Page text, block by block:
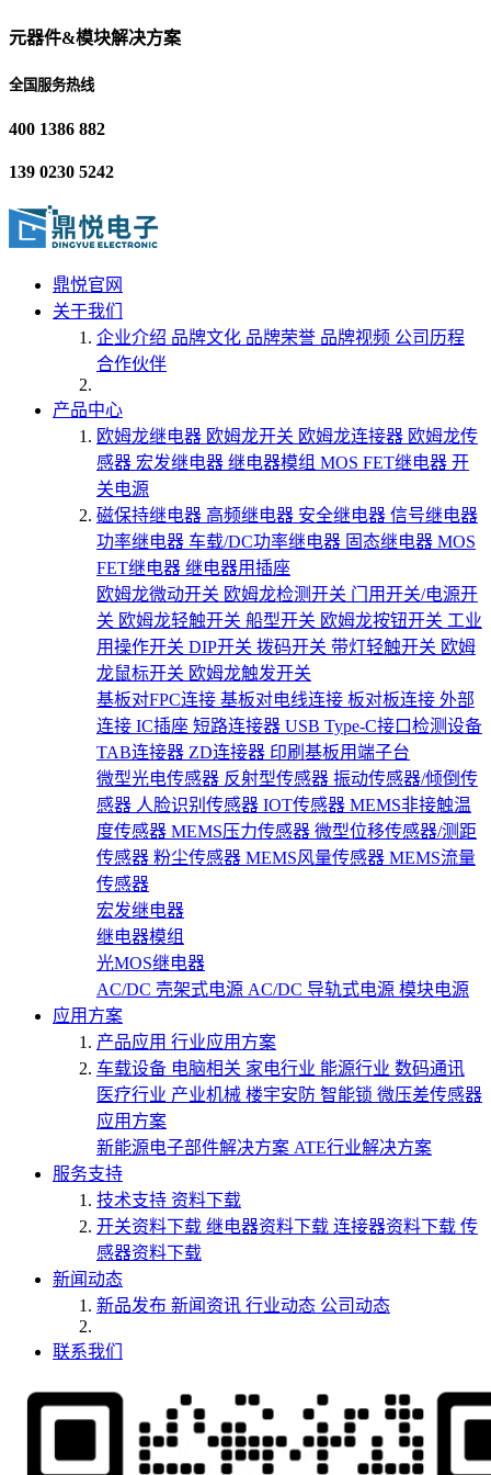
元器件&模块解决方案
全国服务热线
400 1386 882
139 0230 5242
鼎悦官网
关于我们
企业介绍 品牌文化 品牌荣誉 品牌视频 公司历程
合作伙伴
产品中心
欧姆龙继电器 欧姆龙开关 欧姆龙连接器 欧姆龙传
感器 宏发继电器 继电器模组 MOS FET继电器 开
关电源
磁保持继电器 高频继电器 安全继电器 信号继电器
功率继电器 车载/DC功率继电器 固态继电器 MOS
FET继电器 继电器用插座
欧姆龙微动开关 欧姆龙检测开关 门用开关/电源开
关 欧姆龙轻触开关 船型开关 欧姆龙按钮开关 工业
用操作开关 DIP开关 拨码开关 带灯轻触开关 欧姆
龙鼠标开关 欧姆龙触发开关
基板对FPC连接 基板对电线连接 板对板连接 外部
连接 IC插座 短路连接器 USB Type-C接口检测设备
TAB连接器 ZD连接器 印刷基板用端子台
微型光电传感器 反射型传感器 振动传感器/倾倒传
感器 人脸识别传感器 IOT传感器 MEMS非接触温
度传感器 MEMS压力传感器 微型位移传感器/测距
传感器 粉尘传感器 MEMS风量传感器 MEMS流量
传感器
宏发继电器
继电器模组
光MOS继电器
AC/DC 壳架式电源 AC/DC 导轨式电源 模块电源
应用方案
产品应用 行业应用方案
车载设备 电脑相关 家电行业 能源行业 数码通讯
医疗行业 产业机械 楼宇安防 智能锁 微压差传感器
应用方案
新能源电子部件解决方案 ATE行业解决方案
服务支持
技术支持 资料下载
开关资料下载 继电器资料下载 连接器资料下载 传
感器资料下载
新闻动态
新品发布 新闻资讯 行业动态 公司动态
联系我们